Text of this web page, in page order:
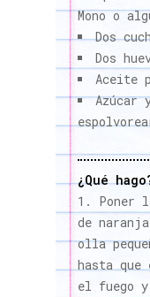
Mono o
Dos
Dos
Aceite
Azúcar
¿Qué
Poner
de
olla
hasta que
el fuego